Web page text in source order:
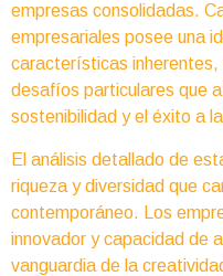
empresas consolidadas.
empresariales posee una
características
desafíos particulares que
sostenibilidad y el éxito a
El análisis detallado de
riqueza y diversidad que
contemporáneo. Los
innovador y capacidad de
vanguardia de la